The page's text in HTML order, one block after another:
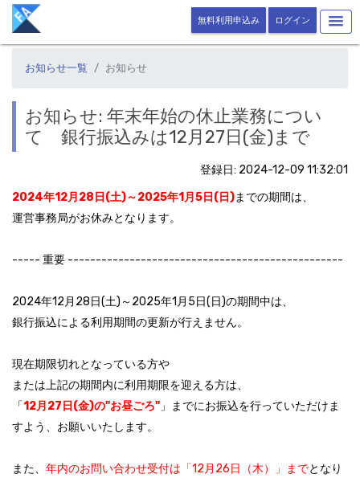
無料利用申込み ログイン
お知らせ一覧 お知らせ
お知らせ: 年末年始の休止業務につい
て 銀行振込みは12月27日(金)まで
登録日: 2024-12-09 11:32:01
2024年12月28日(土)～2025年1月5日(日)までの期間は、
運営事務局がお休みとなります。
----- 重要 -------------------------------------------------
2024年12月28日(土)～2025年1月5日(日)の期間中は、
銀行振込による利用期間の更新が行えません。
現在期限切れとなっている方や
または上記の期間内に利用期限を迎える方は、
「12月27日(金)の"お昼ごろ" 」までにお振込を行っていただけま
すよう、お願いいたします。
また、 年内のお問い合わせ受付は「12月26日（木）」までとなり